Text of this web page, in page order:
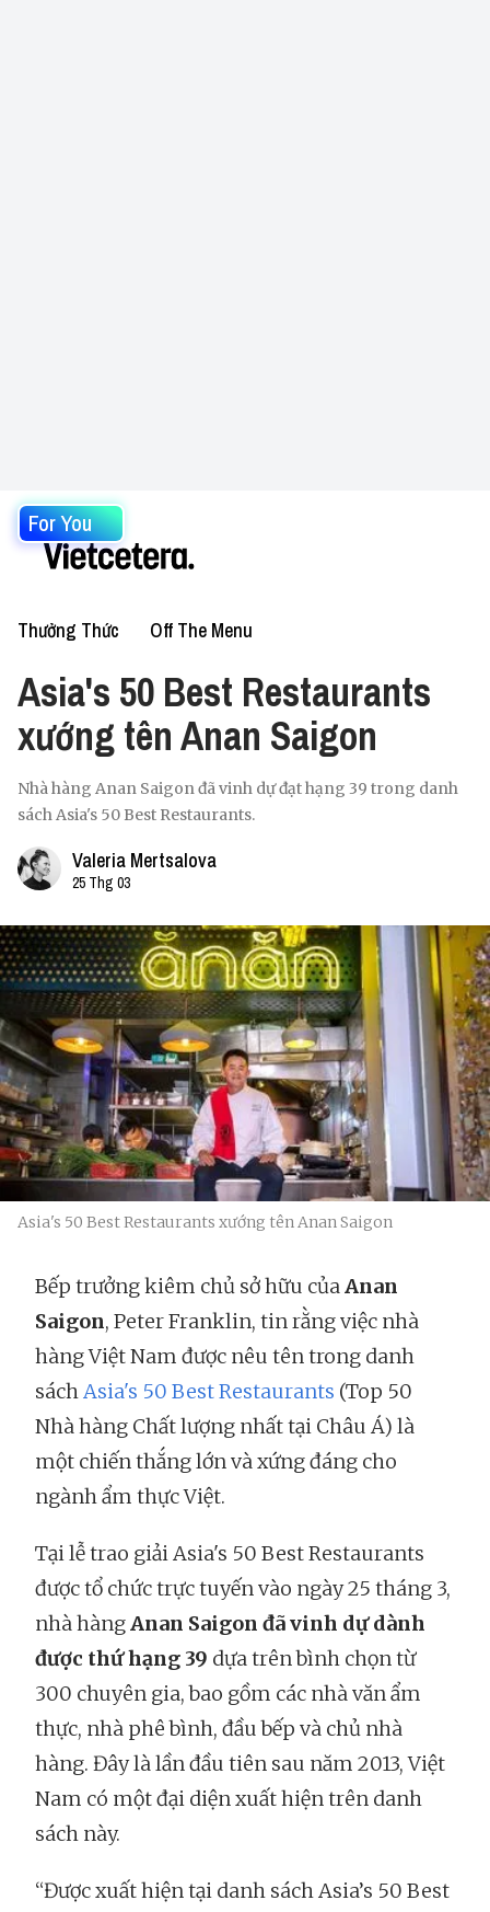
For You
Thưởng Thức Off The Menu
Asia's 50 Best Restaurants
xướng tên Anan Saigon
Nhà hàng Anan Saigon đã vinh dự đạt hạng 39 trong danh
sách Asia's 50 Best Restaurants.
Valeria Mertsalova
25 Thg 03
Asia's 50 Best Restaurants xướng tên Anan Saigon
Bếp trưởng kiêm chủ sở hữu củaAnan
Saigon, Peter Franklin, tin rằng việc nhà
hàng Việt Nam được nêu tên trong danh
sáchAsia's 50 Best Restaurants (Top 50
Nhà hàng Chất lượng nhất tại Châu Á) là
một chiến thắng lớn và xứng đáng cho
ngành ẩm thực Việt.
Tại lễ trao giải Asia's 50 Best Restaurants
được tổ chức trực tuyến vào ngày 25 tháng 3,
nhà hàngAnan Saigon đã vinh dự dành
được thứ hạng 39 dựa trên bình chọn từ
300 chuyên gia, bao gồm các nhà văn ẩm
thực, nhà phê bình, đầu bếp và chủ nhà
hàng. Đây là lần đầu tiên sau năm 2013, Việt
Nam có một đại diện xuất hiện trên danh
sách này.
“Được xuất hiện tại danh sách Asia’s 50 Best